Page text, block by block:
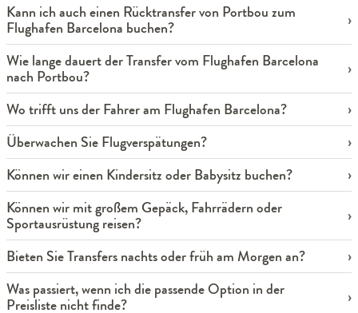
Kann ich auch einen Rücktransfer von Portbou zum
Flughafen Barcelona buchen?
Wie lange dauert der Transfer vom Flughafen Barcelona
nach Portbou?
Wo trifft uns der Fahrer am Flughafen Barcelona?
Überwachen Sie Flugverspätungen?
Können wir einen Kindersitz oder Babysitz buchen?
Können wir mit großem Gepäck, Fahrrädern oder
Sportausrüstung reisen?
Bieten Sie Transfers nachts oder früh am Morgen an?
Was passiert, wenn ich die passende Option in der
Preisliste nicht finde?